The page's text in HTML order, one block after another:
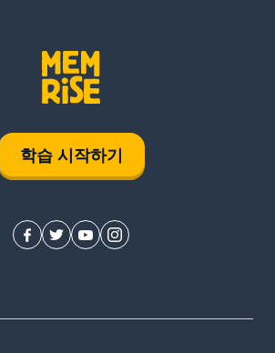
학습 시작하기